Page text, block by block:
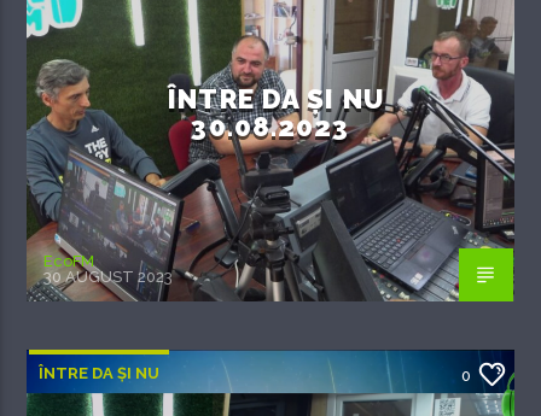
ÎNTRE DA ȘI NU
30.08.2023
EcoFM
30 AUGUST 2023
ÎNTRE DA ȘI NU 0